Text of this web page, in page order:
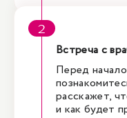
Встреча с
Перед
расскажет,
и как будет